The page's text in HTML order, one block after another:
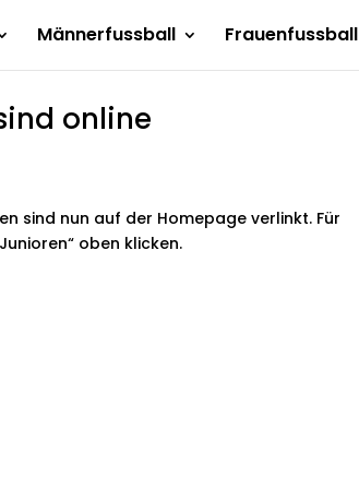
Männerfussball Frauenfussball
online
sind nun auf der Homepage verlinkt. Für
oben klicken.